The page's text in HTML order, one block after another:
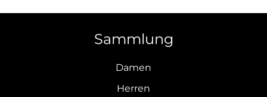
Sammlung
Damen
Herren